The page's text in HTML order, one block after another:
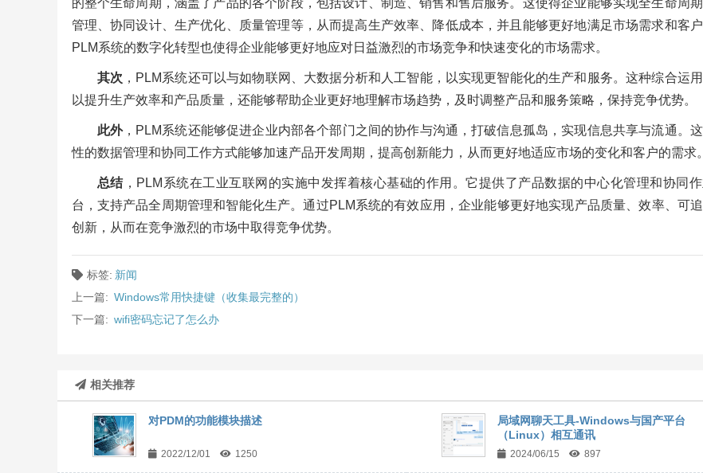
的整个生命周期，涵盖了产品的各个阶段，包括设计、制造、销售和售后服务。这使得企业能够实现全生命周
管理、协同设计、生产优化、质量管理等，从而提高生产效率、降低成本，并且能够更好地满足市场需求和客户
PLM系统的数字化转型也使得企业能够更好地应对日益激烈的市场竞争和快速变化的市场需求。
其次 ，PLM系统还可以与如物联网、大数据分析和人工智能，以实现更智能化的生产和服务。这种综合运
以提升生产效率和产品质量，还能够帮助企业更好地理解市场趋势，及时调整产品和服务策略，保持竞争优势。
此外，PLM系统还能够促进企业内部各个部门之间的协作与沟通，打破信息孤岛，实现信息共享与流通。
性的数据管理和协同工作方式能够加速产品开发周期，提高创新能力，从而更好地适应市场的变化和客户的需求。
总结，PLM系统在工业互联网的实施中发挥着核心基础的作用。它提供了产品数据的中心化管理和协同
台，支持产品全周期管理和智能化生产。通过PLM系统的有效应用，企业能够更好地实现产品质量、效率、可
创新，从而在竞争激烈的市场中取得竞争优势。
标签: 新闻
上一篇: Windows常用快捷键（收集最完整的）
下一篇: wifi密码忘记了怎么办
相关推荐
对PDM的功能模块描述
2022/12/01 1250
局域网聊天工具-Windows与国产平台
（Linux）相互通讯
2024/06/15 897